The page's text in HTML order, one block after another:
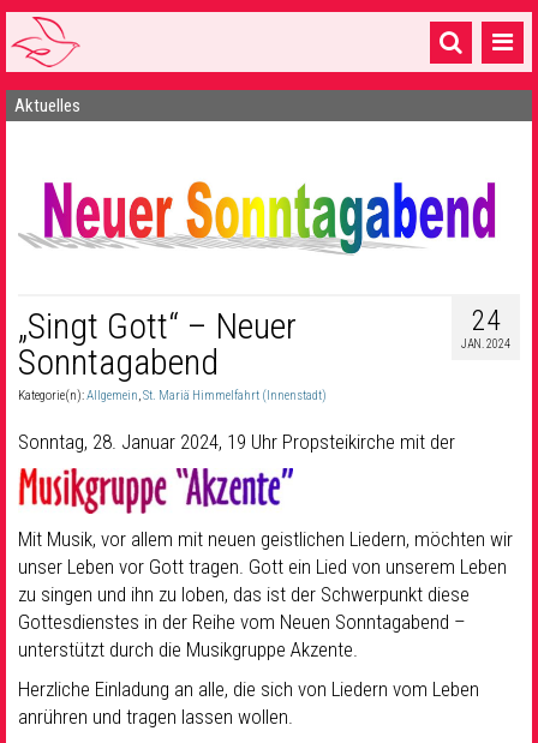
Startseite
16 Gemeinden & mehr
Gottesdienste & Sinnsuche
Gemeinschaft & Soziales
Musik& Kultur
Seelsorge & Kontakt
Aktuelles
24
JAN. 2024
„Singt Gott“ – Neuer
Sonntagabend
Kategorie(n):Allgemein,St. Mariä Himmelfahrt (Innenstadt)
Sonntag, 28. Januar 2024, 19 Uhr Propsteikirche mit der
Mit Musik, vor allem mit neuen geistlichen Liedern, möchten wir
unser Leben vor Gott tragen. Gott ein Lied von unserem Leben
zu singen und ihn zu loben, das ist der Schwerpunkt diese
Gottesdienstes in der Reihe vom Neuen Sonntagabend –
unterstützt durch die Musikgruppe Akzente.
Herzliche Einladung an alle, die sich von Liedern vom Leben
anrühren und tragen lassen wollen.